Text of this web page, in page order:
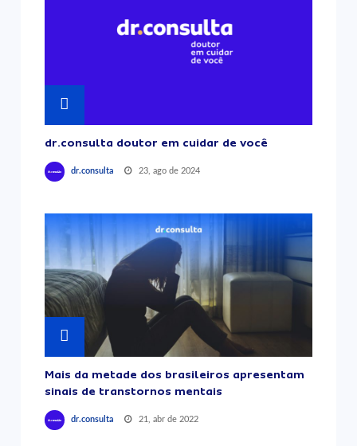
dr.consulta doutor em cuidar de você
dr.consulta 23, ago de 2024
Mais da metade dos brasileiros apresentam
sinais de transtornos mentais
dr.consulta 21, abr de 2022